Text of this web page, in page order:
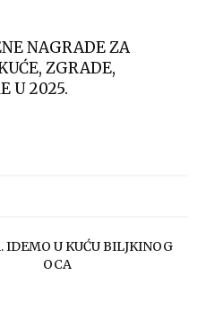
NAGRADE ZA
ZGRADE,
U 2025.
IDEMO U KUĆU BILJKINOG
OCA